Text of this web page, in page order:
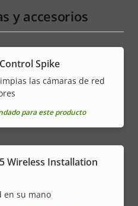
y accesorios
Spike
las cámaras de red
para este producto
Wireless Installation
en su mano